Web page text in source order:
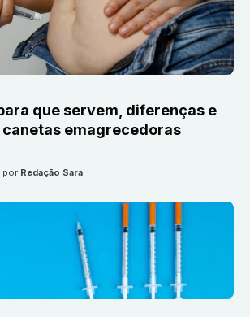
que servem, diferenças e
canetas emagrecedoras
por Redação Sara